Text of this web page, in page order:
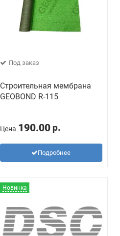
Под заказ
Строительная мембрана
GEOBOND R-115
Цена 190.00 р.
Подробнее
Новинка